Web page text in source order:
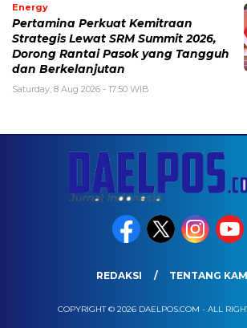
Energy
Pertamina Perkuat Kemitraan
Strategis Lewat SRM Summit 2026,
Dorong Rantai Pasok yang Tangguh
dan Berkelanjutan
Saturday, 8 Aug 2026 - 17:50 WIB
REDAKSI TENTANG
COPYRIGHT © 2026 DAELPOS.COM - ALL